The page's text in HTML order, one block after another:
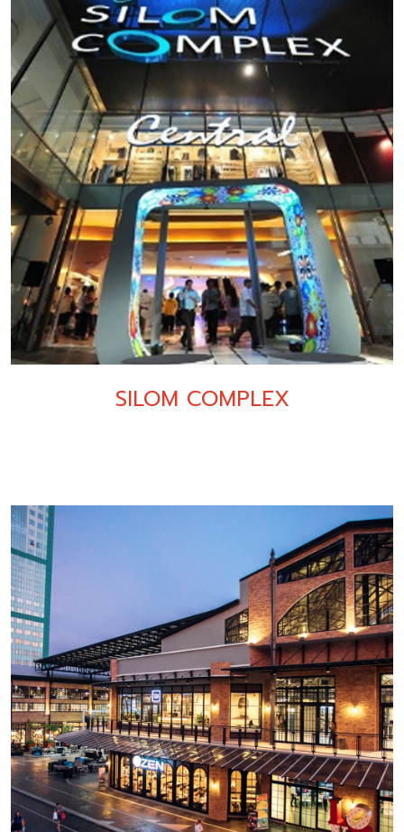
SILOM COMPLEX